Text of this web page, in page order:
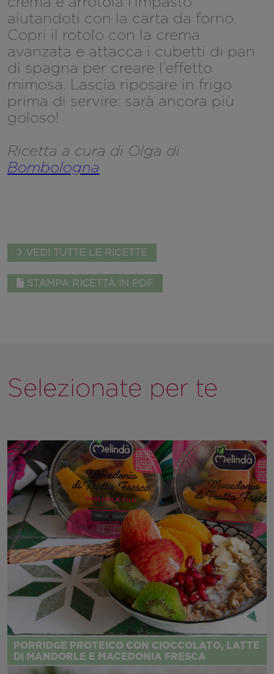
aiutandoti con la carta da forno.
Copri il rotolo con la crema
avanzata e attacca i cubetti di pan
di spagna per creare l’effetto
mimosa. Lascia riposare in frigo
prima di servire: sarà ancora più
goloso!
Ricetta a cura di Olga di
Bombologna
VEDI TUTTE LE RICETTE
STAMPA RICETTA IN PDF
Selezionate per te
PORRIDGE PROTEICO CON CIOCCOLATO, LATTE
DI MANDORLE E MACEDONIA FRESCA